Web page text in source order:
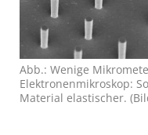
Abb.: Wenige
Elektronenmikroskop:
Material elastischer.